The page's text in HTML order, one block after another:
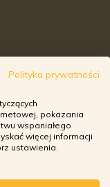
Polityka prywatności
pokazania
wspaniałego
więcej informacji
ustawienia.